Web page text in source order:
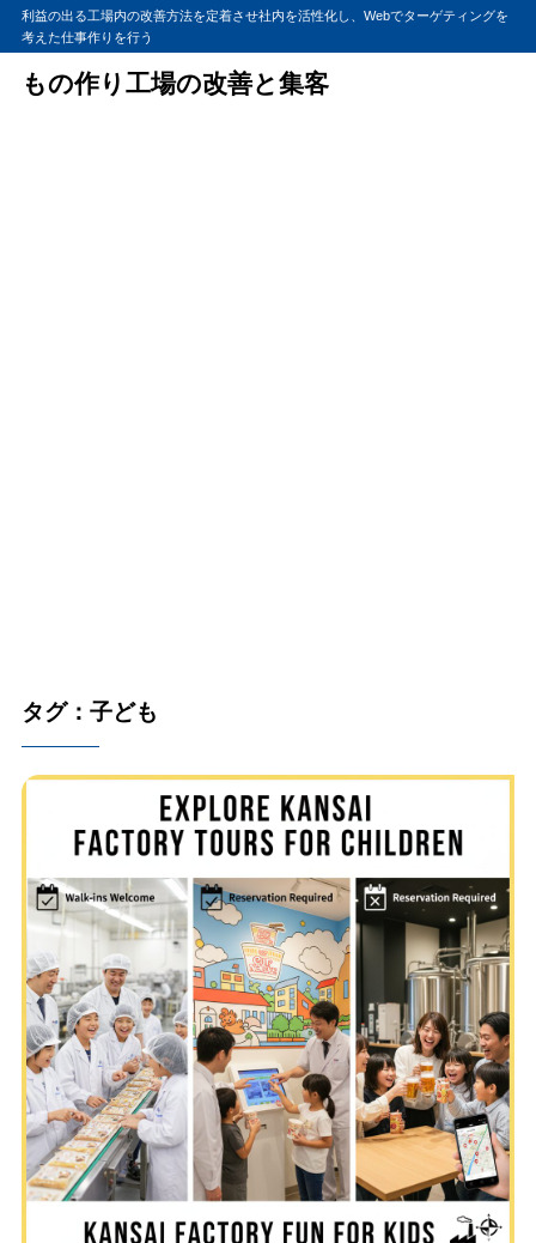
利益の出る工場内の改善方法を定着させ社内を活性化し、Webでターゲティングを
考えた仕事作りを行う
もの作り工場の改善と集客
タグ：子ども